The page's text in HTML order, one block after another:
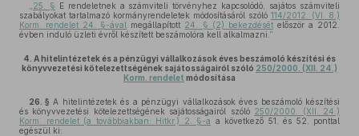
25. § E rendeletnek a számviteli törvényhez kapcsolódó, sajátos számviteli
szabályokat tartalmazó kormányrendeletek módosításáról szóló 114/2012. (VI. 8.)
Korm. rendelet 24. §-ával megállapított 24. § (2) bekezdésételőször a 2012.
évben induló üzleti évről készített beszámolóra kell alkalmazni.”
4. A hitelintézetek és a pénzügyi vállalkozások éves beszámoló készítési és
könyvvezetési kötelezettségének sajátosságairól szóló 250/2000. (XII. 24.)
Korm. rendelet módosítása
26. § A hitelintézetek és a pénzügyi vállalkozások éves beszámoló készítési
és könyvvezetési kötelezettségének sajátosságairól szóló 250/2000. (XII. 24.)
Korm. rendelet (a továbbiakban: Hitkr.) 2. §-a a következő 51. és 52. ponttal
egészül ki: